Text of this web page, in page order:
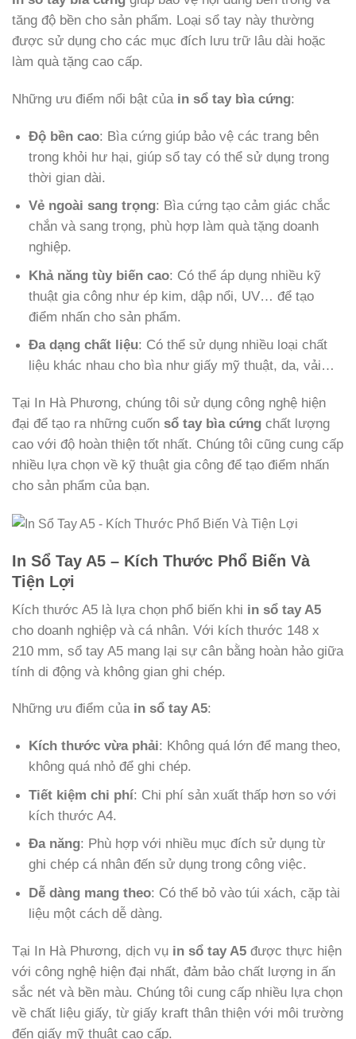
tăng độ bền cho sản phẩm. Loại sổ tay này thường
được sử dụng cho các mục đích lưu trữ lâu dài hoặc
làm quà tặng cao cấp.
Những ưu điểm nổi bật của in sổ tay bìa cứng:
Độ bền cao: Bìa cứng giúp bảo vệ các trang bên
trong khỏi hư hại, giúp sổ tay có thể sử dụng trong
thời gian dài.
Vẻ ngoài sang trọng: Bìa cứng tạo cảm giác chắc
chắn và sang trọng, phù hợp làm quà tặng doanh
nghiệp.
Khả năng tùy biến cao: Có thể áp dụng nhiều kỹ
thuật gia công như ép kim, dập nổi, UV… để tạo
điểm nhấn cho sản phẩm.
Đa dạng chất liệu: Có thể sử dụng nhiều loại chất
liệu khác nhau cho bìa như giấy mỹ thuật, da, vải…
Tại In Hà Phương, chúng tôi sử dụng công nghệ hiện
đại để tạo ra những cuốn sổ tay bìa cứng chất lượng
cao với độ hoàn thiện tốt nhất. Chúng tôi cũng cung cấp
nhiều lựa chọn về kỹ thuật gia công để tạo điểm nhấn
cho sản phẩm của bạn.
In Sổ Tay A5 – Kích Thước Phổ Biến Và
Tiện Lợi
Kích thước A5 là lựa chọn phổ biến khi in sổ tay A5
cho doanh nghiệp và cá nhân. Với kích thước 148 x
210 mm, sổ tay A5 mang lại sự cân bằng hoàn hảo giữa
tính di động và không gian ghi chép.
Những ưu điểm của in sổ tay A5:
Kích thước vừa phải: Không quá lớn để mang theo,
không quá nhỏ để ghi chép.
Tiết kiệm chi phí: Chi phí sản xuất thấp hơn so với
kích thước A4.
Đa năng: Phù hợp với nhiều mục đích sử dụng từ
ghi chép cá nhân đến sử dụng trong công việc.
Dễ dàng mang theo: Có thể bỏ vào túi xách, cặp tài
liệu một cách dễ dàng.
Tại In Hà Phương, dịch vụ in sổ tay A5 được thực hiện
với công nghệ hiện đại nhất, đảm bảo chất lượng in ấn
sắc nét và bền màu. Chúng tôi cung cấp nhiều lựa chọn
về chất liệu giấy, từ giấy kraft thân thiện với môi trường
đến giấy mỹ thuật cao cấp.